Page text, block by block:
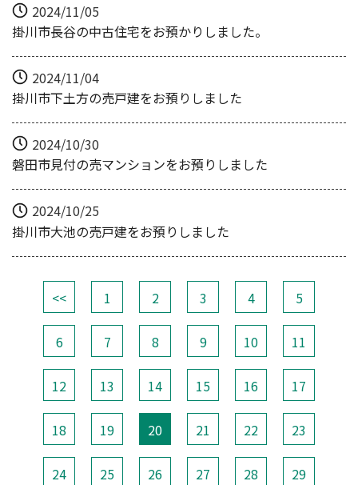
2024/11/05
掛川市長谷の中古住宅をお預かりしました。
2024/11/04
掛川市下土方の売戸建をお預りしました
2024/10/30
磐田市見付の売マンションをお預りしました
2024/10/25
掛川市大池の売戸建をお預りしました
<< 1 2 3 4 5
6 7 8 9 10 11
12 13 14 15 16 17
18 19 20 21 22 23
24 25 26 27 28 29